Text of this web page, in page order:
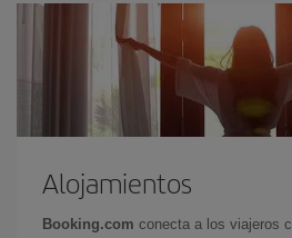
Alojamientos
Booking.com conecta a los viajeros